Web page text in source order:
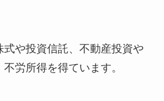
や投資信託、不動産投資や
労所得を得ています。